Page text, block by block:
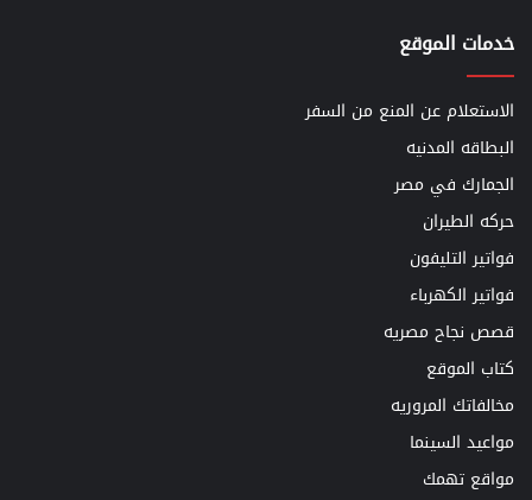
خدمات الموقع
الاستعلام عن المنع من السفر
البطاقه المدنيه
الجمارك في مصر
حركه الطيران
فواتير التليفون
فواتير الكهرباء
قصص نجاح مصريه
كتاب الموقع
مخالفاتك المروريه
مواعيد السينما
مواقع تهمك